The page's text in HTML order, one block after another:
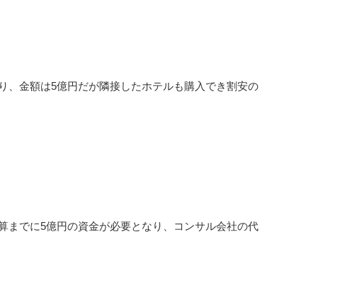
、金額は5億円だが隣接したホテルも購入でき割安の
までに5億円の資金が必要となり、コンサル会社の代